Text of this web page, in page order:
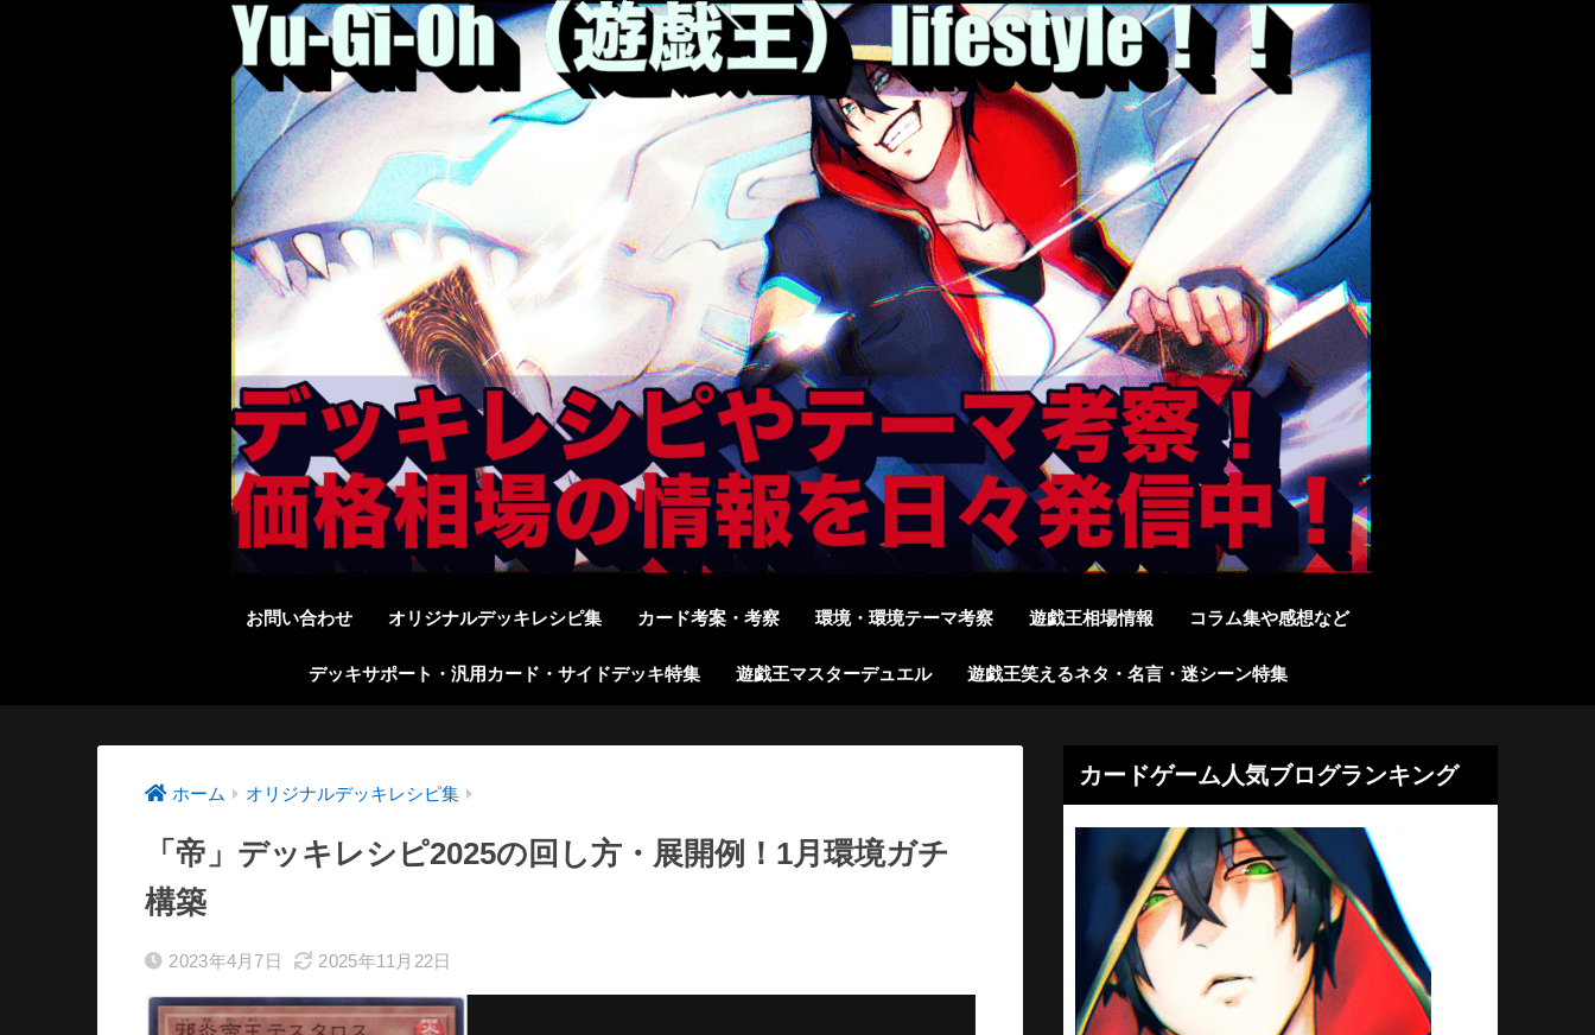
お問い合わせ オリジナルデッキレシピ集 カード考案・考察 環境・環境テーマ考察 遊戯王相場情報 コラム集や感想など
デッキサポート・汎用カード・サイドデッキ特集 遊戯王マスターデュエル 遊戯王笑えるネタ・名言・迷シーン特集
ホーム オリジナルデッキレシピ集
「帝」デッキレシピ2025の回し方・展開例！1月環境ガチ
構築
2023年4月7日 2025年11月22日
カードゲーム人気ブログランキング